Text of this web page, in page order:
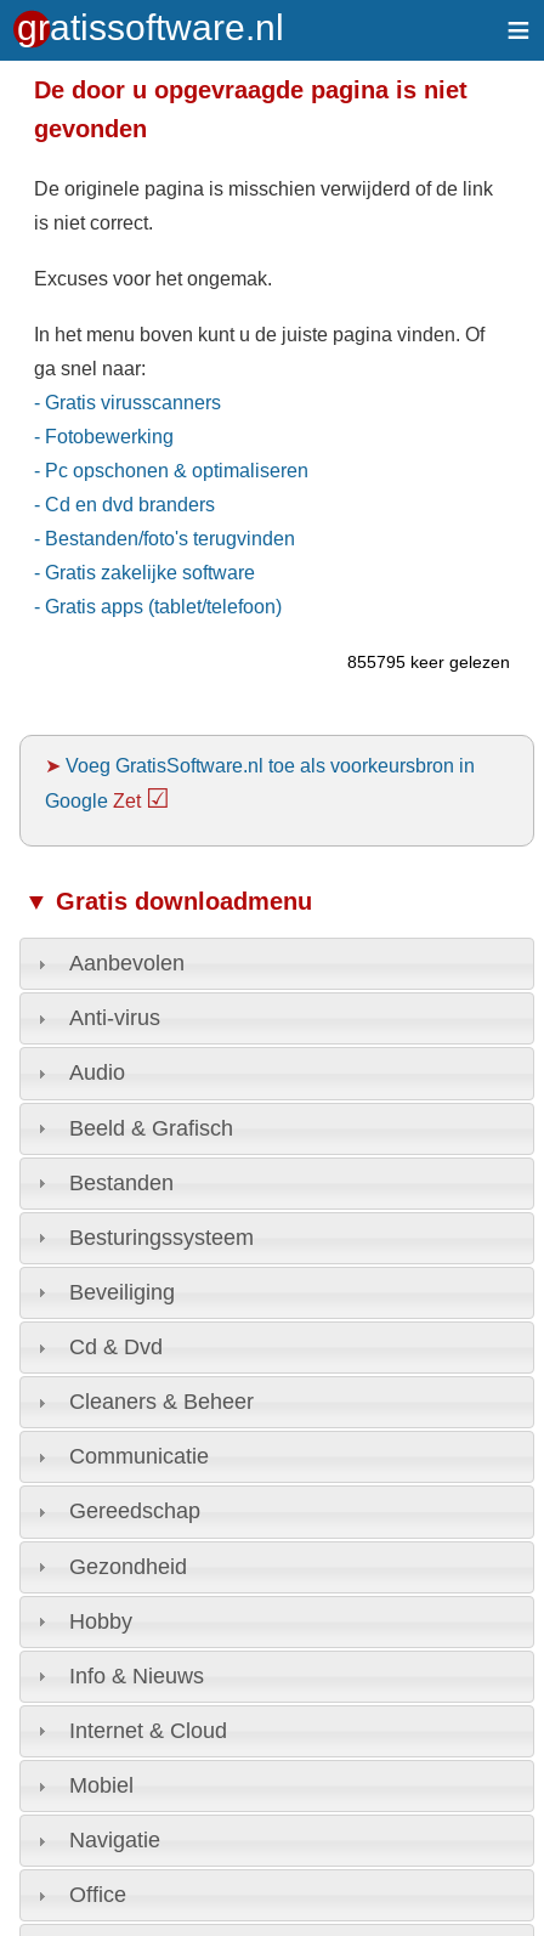
≡
De door u opgevraagde pagina is niet
gevonden
De originele pagina is misschien verwijderd of de link
is niet correct.
Excuses voor het ongemak.
In het menu boven kunt u de juiste pagina vinden. Of
ga snel naar:
- Gratis virusscanners
- Fotobewerking
- Pc opschonen & optimaliseren
- Cd en dvd branders
- Bestanden/foto's terugvinden
- Gratis zakelijke software
- Gratis apps (tablet/telefoon)
855795 keer gelezen
➤ Voeg GratisSoftware.nl toe als voorkeursbron in
Google Zet ☑
▼ Gratis downloadmenu
Aanbevolen
Anti-virus
Audio
Beeld & Grafisch
Bestanden
Besturingssysteem
Beveiliging
Cd & Dvd
Cleaners & Beheer
Communicatie
Gereedschap
Gezondheid
Hobby
Info & Nieuws
Internet & Cloud
Mobiel
Navigatie
Office